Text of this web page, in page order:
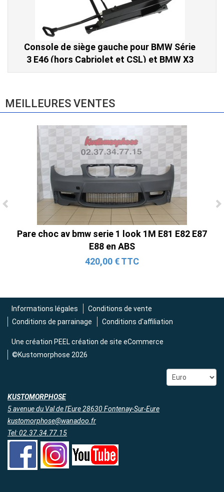
Ligne Cat-Back Active 4 Sorties avec
Tube en H pour Ford Mustang GT & V6
(2015-2023)
2 690,00 € TTC
Console de siège gauche pour BMW Série
3 E46 (hors Cabriolet et CSL) et BMW X3
E83 (2004-2010)
MEILLEURES VENTES
Pare choc av bmw serie 1 look 1M E81 E82 E87
E88 en ABS
420,00 € TTC
Informations légales
Conditions de vente
Conditions de parrainage
Conditions d'affiliation
Une création PEEL création de site eCommerce
©Kustomorphose 2026
KUSTOMORPHOSE
5 avenue du Val de l'Eure 28630 Fontenay-Sur-Eure
kustomorphose@wanadoo.fr
Tel: 02.37.34.77.15